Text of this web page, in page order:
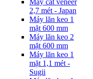
Máy cắt veneer
2,7 mét - Japan
Máy lăn keo 1
mặt 600 mm
Máy lăn keo 2
mặt 600 mm
Máy lăn keo 1
mặt 1,1 mét -
Sugii